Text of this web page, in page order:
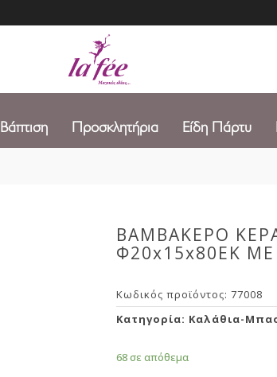
Βάπτιση Προσκλητήρια Είδη Πάρτυ
ΒΑΜΒΑΚΕΡΟ
Φ20x15x80EK
Κωδικός προϊόντος:77008
Κατηγορία: Καλάθια-
68 σε απόθεμα